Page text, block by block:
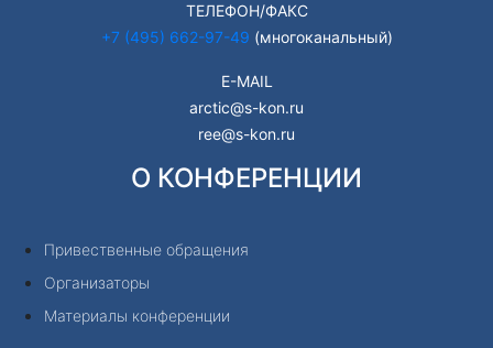
ТЕЛЕФОН/ФАКС
+7 (495) 662-97-49 (многоканальный)
E-MAIL
arctic@s-kon.ru
ree@s-kon.ru
О КОНФЕРЕНЦИИ
Привественные обращения
Организаторы
Материалы конференции